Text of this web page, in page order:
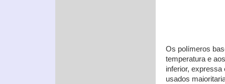
Os polímeros
temperatura e
inferior,
usados